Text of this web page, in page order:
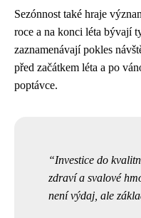
Sezónnost také hraje
roce a na konci léta bývají
zaznamenávají pokles
před začátkem léta a po
poptávce.
Investice do
zdraví a svalové
není výdaj, ale